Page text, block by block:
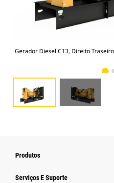
Gerador Diesel C13, Direito Traseiro
Produtos
Serviços E Suporte